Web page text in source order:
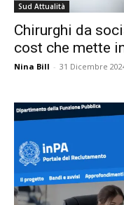
Sud Attualità
Chirurghi da
cost che mette
Nina Bill - 31 Dicembre